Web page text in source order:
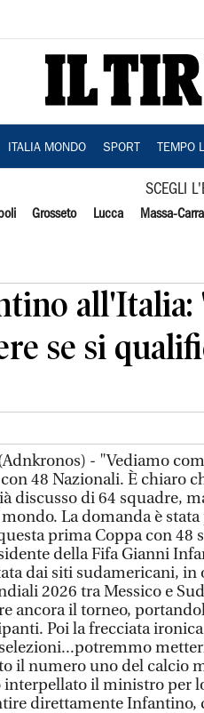
ITALIA MONDO SPORT TEMPO
SCEGLI
Grosseto Lucca Massa-
se si
- "Vediamo
48 Nazionali. È chiaro
discusso di 64 squadre,
La domanda è stata
prima Coppa con 48
della Fifa Gianni
dai siti sudamericani, in
2026 tra Messico e
ancora il torneo,
Poi la frecciata
il numero uno del calcio
il ministro per
direttamente